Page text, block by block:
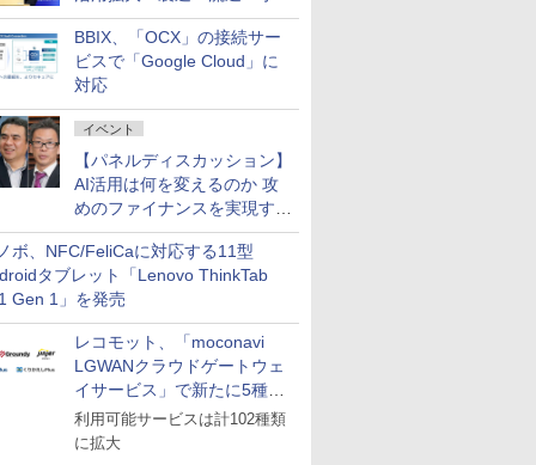
企業・広告代理店などが実装
フェーズへ
BBIX、「OCX」の接続サー
ビスで「Google Cloud」に
対応
イベント
【パネルディスカッション】
AI活用は何を変えるのか 攻
めのファイナンスを実現する
業務設計とマインドセット変
革
ボ、NFC/FeliCaに対応する11型
タブレット「Lenovo ThinkTab
Gen 1」を発売
レコモット、「moconavi
LGWANクラウドゲートウェ
イサービス」で新たに5種類
のサービスと連携開始
利用可能サービスは計102種類
に拡大